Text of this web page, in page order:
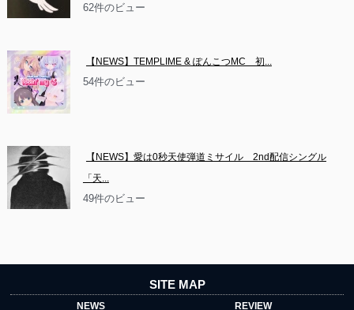
62件のビュー
【NEWS】TEMPLIME & ぽんこつMC　初...
54件のビュー
【NEWS】愛は0秒天使弾道ミサイル　2nd配信シングル
「天...
49件のビュー
SITE MAP
NEWS REVIEW